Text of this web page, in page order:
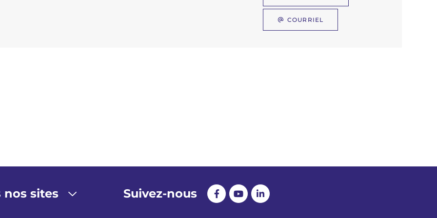
COURRIEL
nos sites Suivez-nous